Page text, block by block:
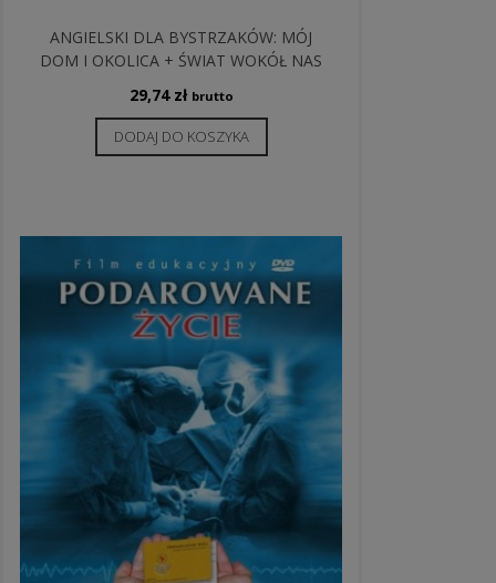
ANGIELSKI DLA BYSTRZAKÓW: MÓJ
DOM I OKOLICA + ŚWIAT WOKÓŁ NAS
29,74 zł brutto
DODAJ DO KOSZYKA